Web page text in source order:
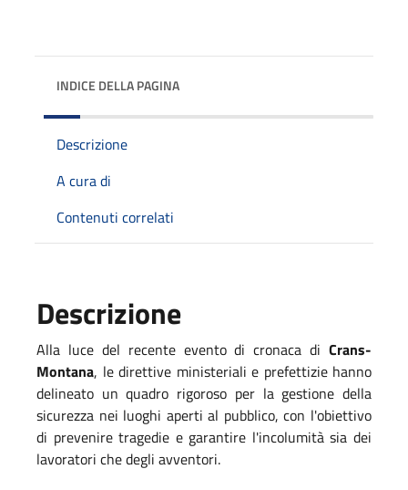
INDICE DELLA PAGINA
Descrizione
A cura di
Contenuti correlati
Descrizione
Alla luce del recente evento di cronaca di Crans-
Montana, le direttive ministeriali e prefettizie hanno
delineato un quadro rigoroso per la gestione della
sicurezza nei luoghi aperti al pubblico, con l'obiettivo
di prevenire tragedie e garantire l'incolumità sia dei
lavoratori che degli avventori.